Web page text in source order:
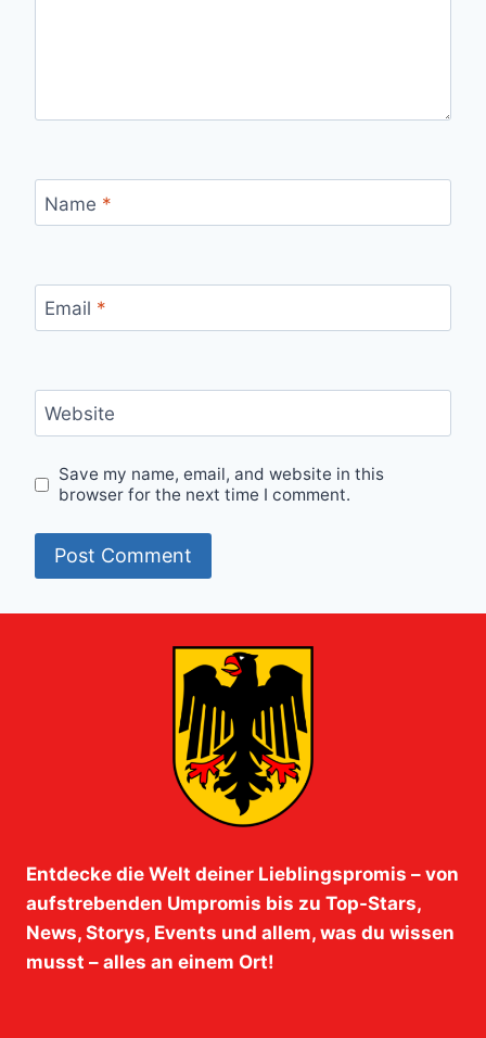
Name *
Email *
Website
Save my name, email, and website in this
browser for the next time I comment.
Entdecke die Welt deiner Lieblingspromis – von
aufstrebenden Umpromis bis zu Top-Stars,
News, Storys, Events und allem, was du wissen
musst – alles an einem Ort!